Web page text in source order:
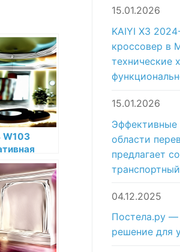
W103
Cubi Orac
по
в
15.01.2026
KAIYI X3
кроссовер в
технические
15.01.2026
Эффективные
области
предлагает
04.12.2025
Постела.ру
решение для